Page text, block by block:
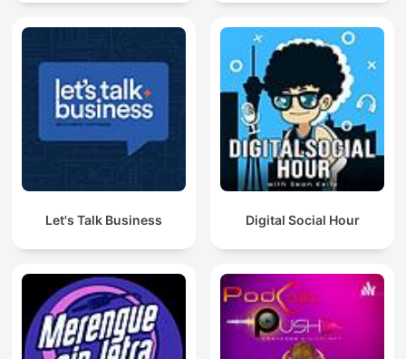
Let's Talk Business Digital Social Hour